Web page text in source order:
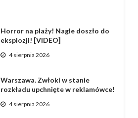
Horror na plaży! Nagle doszło do
eksplozji! [VIDEO]
4 sierpnia 2026
Warszawa. Zwłoki w stanie
rozkładu upchnięte w reklamówce!
4 sierpnia 2026